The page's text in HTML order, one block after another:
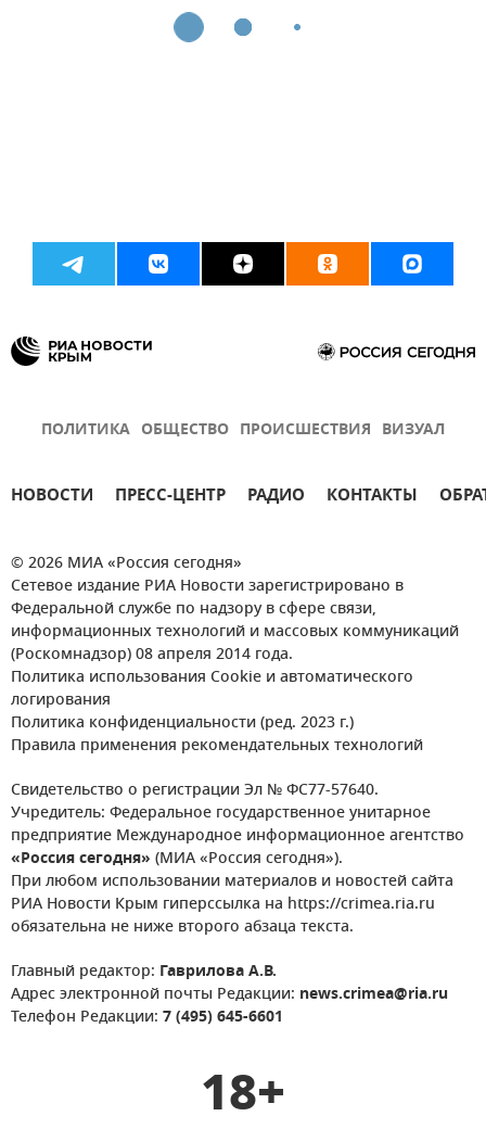
ПОЛИТИКА ОБЩЕСТВО ПРОИСШЕСТВИЯ ВИЗУАЛ
НОВОСТИ ПРЕСС-ЦЕНТР РАДИО КОНТАКТЫ
© 2026 МИА «Россия сегодня»
Сетевое издание РИА Новости зарегистрировано в
Федеральной службе по надзору в сфере связи,
информационных технологий и массовых коммуникаций
(Роскомнадзор) 08 апреля 2014 года.
Политика использования Cookie и автоматического
логирования
Политика конфиденциальности (ред. 2023 г.)
Правила применения рекомендательных технологий
Свидетельство о регистрации Эл № ФС77-57640.
Учредитель: Федеральное государственное унитарное
предприятие Международное информационное агентство
«Россия сегодня» (МИА «Россия сегодня»).
При любом использовании материалов и новостей сайта
РИА Новости Крым гиперссылка на https://crimea.ria.ru
обязательна не ниже второго абзаца текста.
Главный редактор: Гаврилова А.В.
Адрес электронной почты Редакции: news.crimea@ria.ru
Телефон Редакции: 7 (495) 645-6601
18+